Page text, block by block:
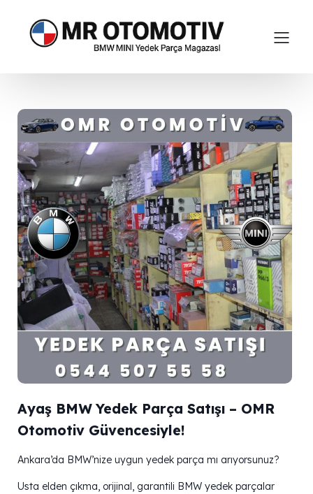
Ayaş BMW Yedek Parça Satışı – OMR
Otomotiv Güvencesiyle!
Ankara’da BMW’nize uygun yedek parça mı arıyorsunuz?
Usta elden çıkma, orijinal, garantili BMW yedek parçalar